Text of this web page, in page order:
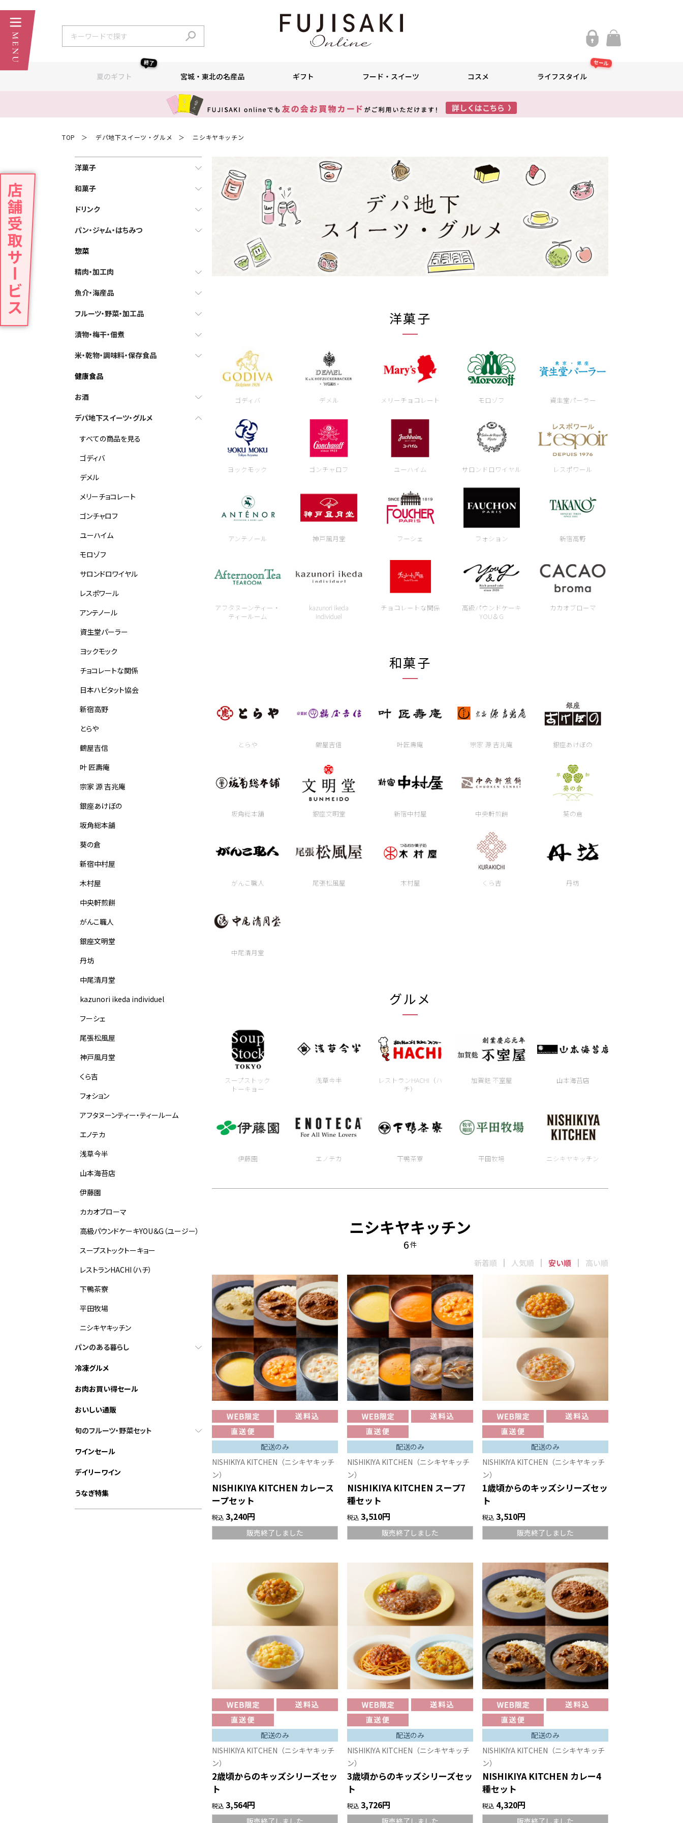
夏のギフト
終了
宮城・東北の名産品 ギフト フード・スイーツ コスメ ライフスタイル
セール
TOP ＞ デパ地下スイーツ・グルメ ＞ ニシキヤキッチン
洋菓子
ゴディバ デメル メリーチョコレート モロゾフ 資生堂パーラー
ヨックモック ゴンチャロフ ユーハイム サロンドロワイヤル レスポワール
アンテノール 神戸風月堂 フーシェ フォション 新宿高野
アフタヌーンティー・
ティールーム
kazunori ikeda
individuel
チョコレートな関係
高級パウンドケーキ
YOU＆G
カカオブローマ
和菓子
とらや 鶴屋吉信 叶匠壽庵 宗家 源 吉兆庵 銀座あけぼの
坂角総本舖 銀座文明堂 新宿中村屋 中央軒煎餅 葵の倉
がんこ職人 尾張松風屋 木村屋 くら吉 丹坊
中尾清月堂
グルメ
スープストック
トーキョー
浅草今半
レストランHACHI（ハ
チ）
加賀麩 不室屋 山本海苔店
伊藤園 エノテカ 下鴨茶寮 平田牧場 ニシキヤキッチン
ニシキヤキッチン
6件
新着順 人気順 安い順 高い順
配送のみ
NISHIKIYA KITCHEN（ニシキヤキッチ
ン）
NISHIKIYA KITCHEN カレース
ープセット
税込 3,240円
販売終了しました
配送のみ
NISHIKIYA KITCHEN（ニシキヤキッチ
ン）
NISHIKIYA KITCHEN スープ7
種セット
税込 3,510円
販売終了しました
配送のみ
NISHIKIYA KITCHEN（ニシキヤキッチ
ン）
1歳頃からのキッズシリーズセッ
ト
税込 3,510円
販売終了しました
配送のみ
NISHIKIYA KITCHEN（ニシキヤキッチ
ン）
2歳頃からのキッズシリーズセッ
ト
税込 3,564円
販売終了しました
配送のみ
NISHIKIYA KITCHEN（ニシキヤキッチ
ン）
3歳頃からのキッズシリーズセッ
ト
税込 3,726円
販売終了しました
配送のみ
NISHIKIYA KITCHEN（ニシキヤキッチ
ン）
NISHIKIYA KITCHEN カレー4
種セット
税込 4,320円
販売終了しました
洋菓子
和菓子
ドリンク
パン・ジャム・はちみつ
惣菜
精肉・加工肉
魚介・海産品
フルーツ・野菜・加工品
漬物・梅干・佃煮
米・乾物・調味料・保存食品
健康食品
お酒
デパ地下スイーツ・グルメ
すべての商品を見る
ゴディバ
デメル
メリーチョコレート
ゴンチャロフ
ユーハイム
モロゾフ
サロンドロワイヤル
レスポワール
アンテノール
資生堂パーラー
ヨックモック
チョコレートな関係
日本ハビタット協会
新宿高野
とらや
鶴屋吉信
叶 匠壽庵
宗家 源 吉兆庵
銀座あけぼの
坂角総本舖
葵の倉
新宿中村屋
木村屋
中央軒煎餅
がんこ職人
銀座文明堂
丹坊
中尾清月堂
kazunori ikeda individuel
フーシェ
尾張松風屋
神戸風月堂
くら吉
フォション
アフタヌーンティー・ティールーム
エノテカ
浅草今半
山本海苔店
伊藤園
カカオブローマ
高級パウンドケーキYOU＆G（ユージー）
スープストックトーキョー
レストランHACHI（ハチ）
下鴨茶寮
平田牧場
ニシキヤキッチン
パンのある暮らし
冷凍グルメ
お肉お買い得セール
おいしい通販
旬のフルーツ・野菜セット
ワインセール
デイリーワイン
うなぎ特集